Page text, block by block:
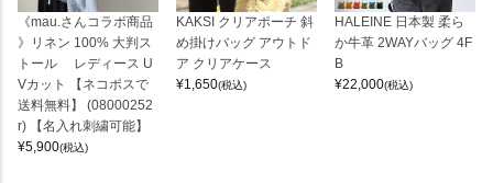
《mau.さんコラボ商品
》リネン 100% 大判ス
トール レディース U
Vカット 【ネコポスで
送料無料】 (08000252
r) 【名入れ刺繍可能】
¥5,900(税込)
KAKSI クリアポーチ 斜
め掛けバッグ アウトド
ア クリアケース
¥1,650(税込)
HALEINE 日本製 柔ら
か牛革 2WAYバッグ 4F
B
¥22,000(税込)